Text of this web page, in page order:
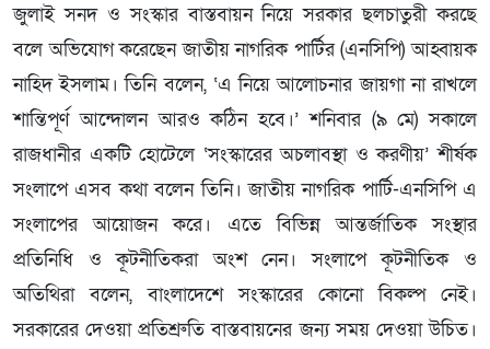
জুলাই সনদ ও সংস্কার বাস্তবায়ন নিয়ে সরকার ছলচাতুরী করছে
বলে অভিযোগ করেছেন জাতীয় নাগরিক পার্টির (এনসিপি) আহ্বায়ক
নাহিদ ইসলাম। তিনি বলেন, ‘এ নিয়ে আলোচনার জায়গা না রাখলে
শান্তিপূর্ণ আন্দোলন আরও কঠিন হবে।’ শনিবার (৯ মে) সকালে
রাজধানীর একটি হোটেলে ‘সংস্কারের অচলাবস্থা ও করণীয়’ শীর্ষক
সংলাপে এসব কথা বলেন তিনি। জাতীয় নাগরিক পার্টি-এনসিপি এ
সংলাপের আয়োজন করে। এতে বিভিন্ন আন্তর্জাতিক সংস্থার
প্রতিনিধি ও কূটনীতিকরা অংশ নেন। সংলাপে কূটনীতিক ও
অতিথিরা বলেন, বাংলাদেশে সংস্কারের কোনো বিকল্প নেই।
সরকারের দেওয়া প্রতিশ্রুতি বাস্তবায়নের জন্য সময় দেওয়া উচিত।